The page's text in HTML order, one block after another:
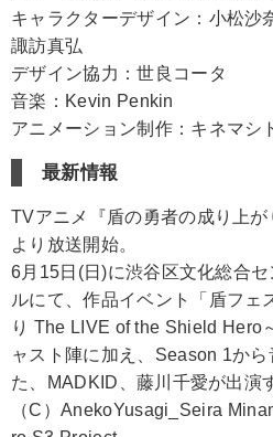
キャラクターデザイン：小松沙
諏訪真弘
デザイン協力：世良コータ
音楽：Kevin Penkin
アニメーション制作：キネマシ
最新情報
TVアニメ『盾の勇者の成り上
より放送開始。
6月15日(日)に渋谷区文化総合
ルにて、作品イベント「盾フェ
り The LIVE of the Shield Hero
ャスト陣に加え、Season 1か
た、MADKID、藤川千愛が出演
（C）AnekoYusagi_Seira